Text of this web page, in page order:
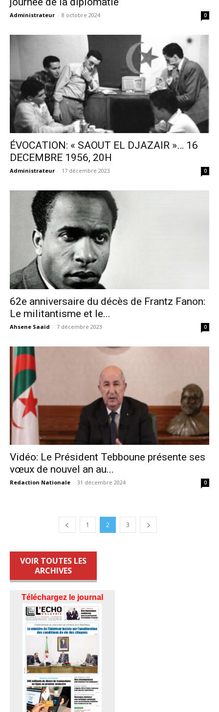
Administrateur - 8 octobre 2024 0
ÉVOCATION: « SAOUT EL DJAZAIR »… 16
DECEMBRE 1956, 20H
Administrateur - 17 décembre 2023 0
62e anniversaire du décès de Frantz Fanon:
Le militantisme et le...
Ahsene Saaid - 7 décembre 2023 0
Vidéo: Le Président Tebboune présente ses
vœux de nouvel an au...
Redaction Nationale - 31 décembre 2024 0
1 2 3
VOIR TOUTES LES
ARCHIVES